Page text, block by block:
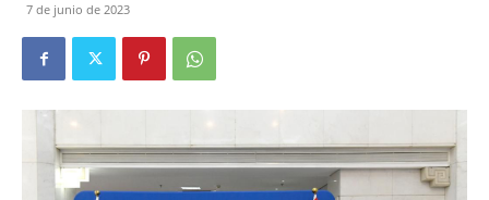
7 de junio de 2023